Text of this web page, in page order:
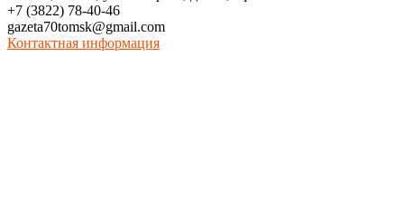
+7 (3822) 78-40-46
gazeta70tomsk@gmail.com
Контактная информация